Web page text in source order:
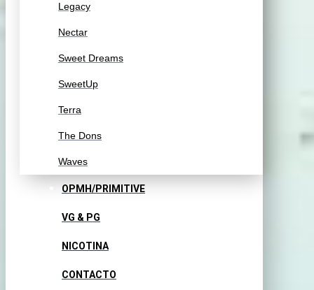
Legacy
Nectar
Sweet Dreams
SweetUp
Terra
The Dons
Waves
OPMH/PRIMITIVE
VG & PG
NICOTINA
CONTACTO